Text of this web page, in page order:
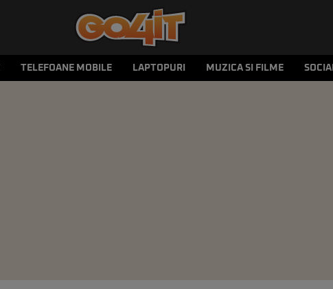
TELEFOANE MOBILE LAPTOPURI MUZICA SI FILME